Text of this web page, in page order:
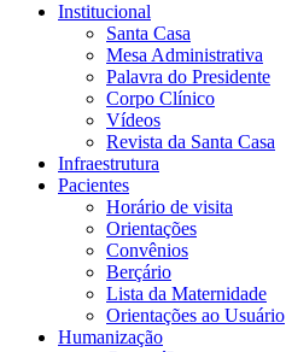
Institucional
Santa Casa
Mesa Administrativa
Palavra do Presidente
Corpo Clínico
Vídeos
Revista da Santa Casa
Infraestrutura
Pacientes
Horário de visita
Orientações
Convênios
Berçário
Lista da Maternidade
Orientações ao Usuário
Humanização